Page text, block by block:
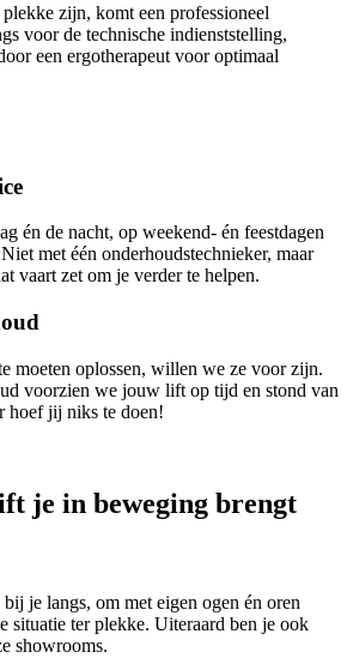
zijn, komt een professioneel
voor de technische indienststelling,
een ergotherapeut voor optimaal
én de nacht, op weekend- én feestdagen
met één onderhoudstechnieker, maar
vaart zet om je verder te helpen.
moeten oplossen, willen we ze voor zijn.
voorzien we jouw lift op tijd en stond van
hoef jij niks te doen!
je in beweging brengt
je langs, om met eigen ogen én oren
situatie ter plekke. Uiteraard ben je ook
showrooms.